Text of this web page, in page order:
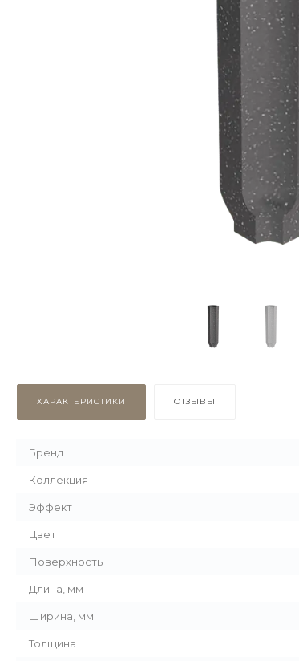
ХАРАКТЕРИСТИКИ ОТЗЫВЫ
Бренд
Коллекция
Эффект
Цвет
Поверхность
Длина, мм
Ширина, мм
Толщина